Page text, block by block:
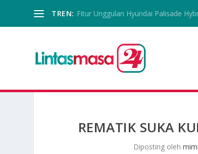
TREN: Fitur Unggulan Hyundai Palisade
REMATIK SUKA
Diposting oleh